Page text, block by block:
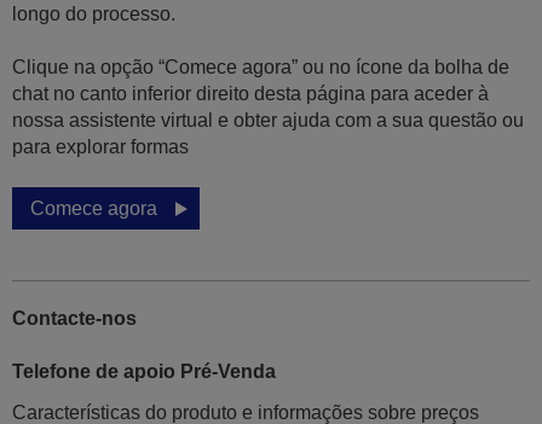
longo do processo.
Clique na opção “Comece agora” ou no ícone da bolha de
chat no canto inferior direito desta página para aceder à
nossa assistente virtual e obter ajuda com a sua questão ou
para explorar formas
Comece agora
Contacte-nos
Telefone de apoio Pré-Venda
Características do produto e informações sobre preços